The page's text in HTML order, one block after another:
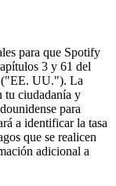
para que Spotify
3 y 61 del
("EE. UU."). La
tu ciudadanía y
para
a identificar la tasa
que se realicen
adicional a